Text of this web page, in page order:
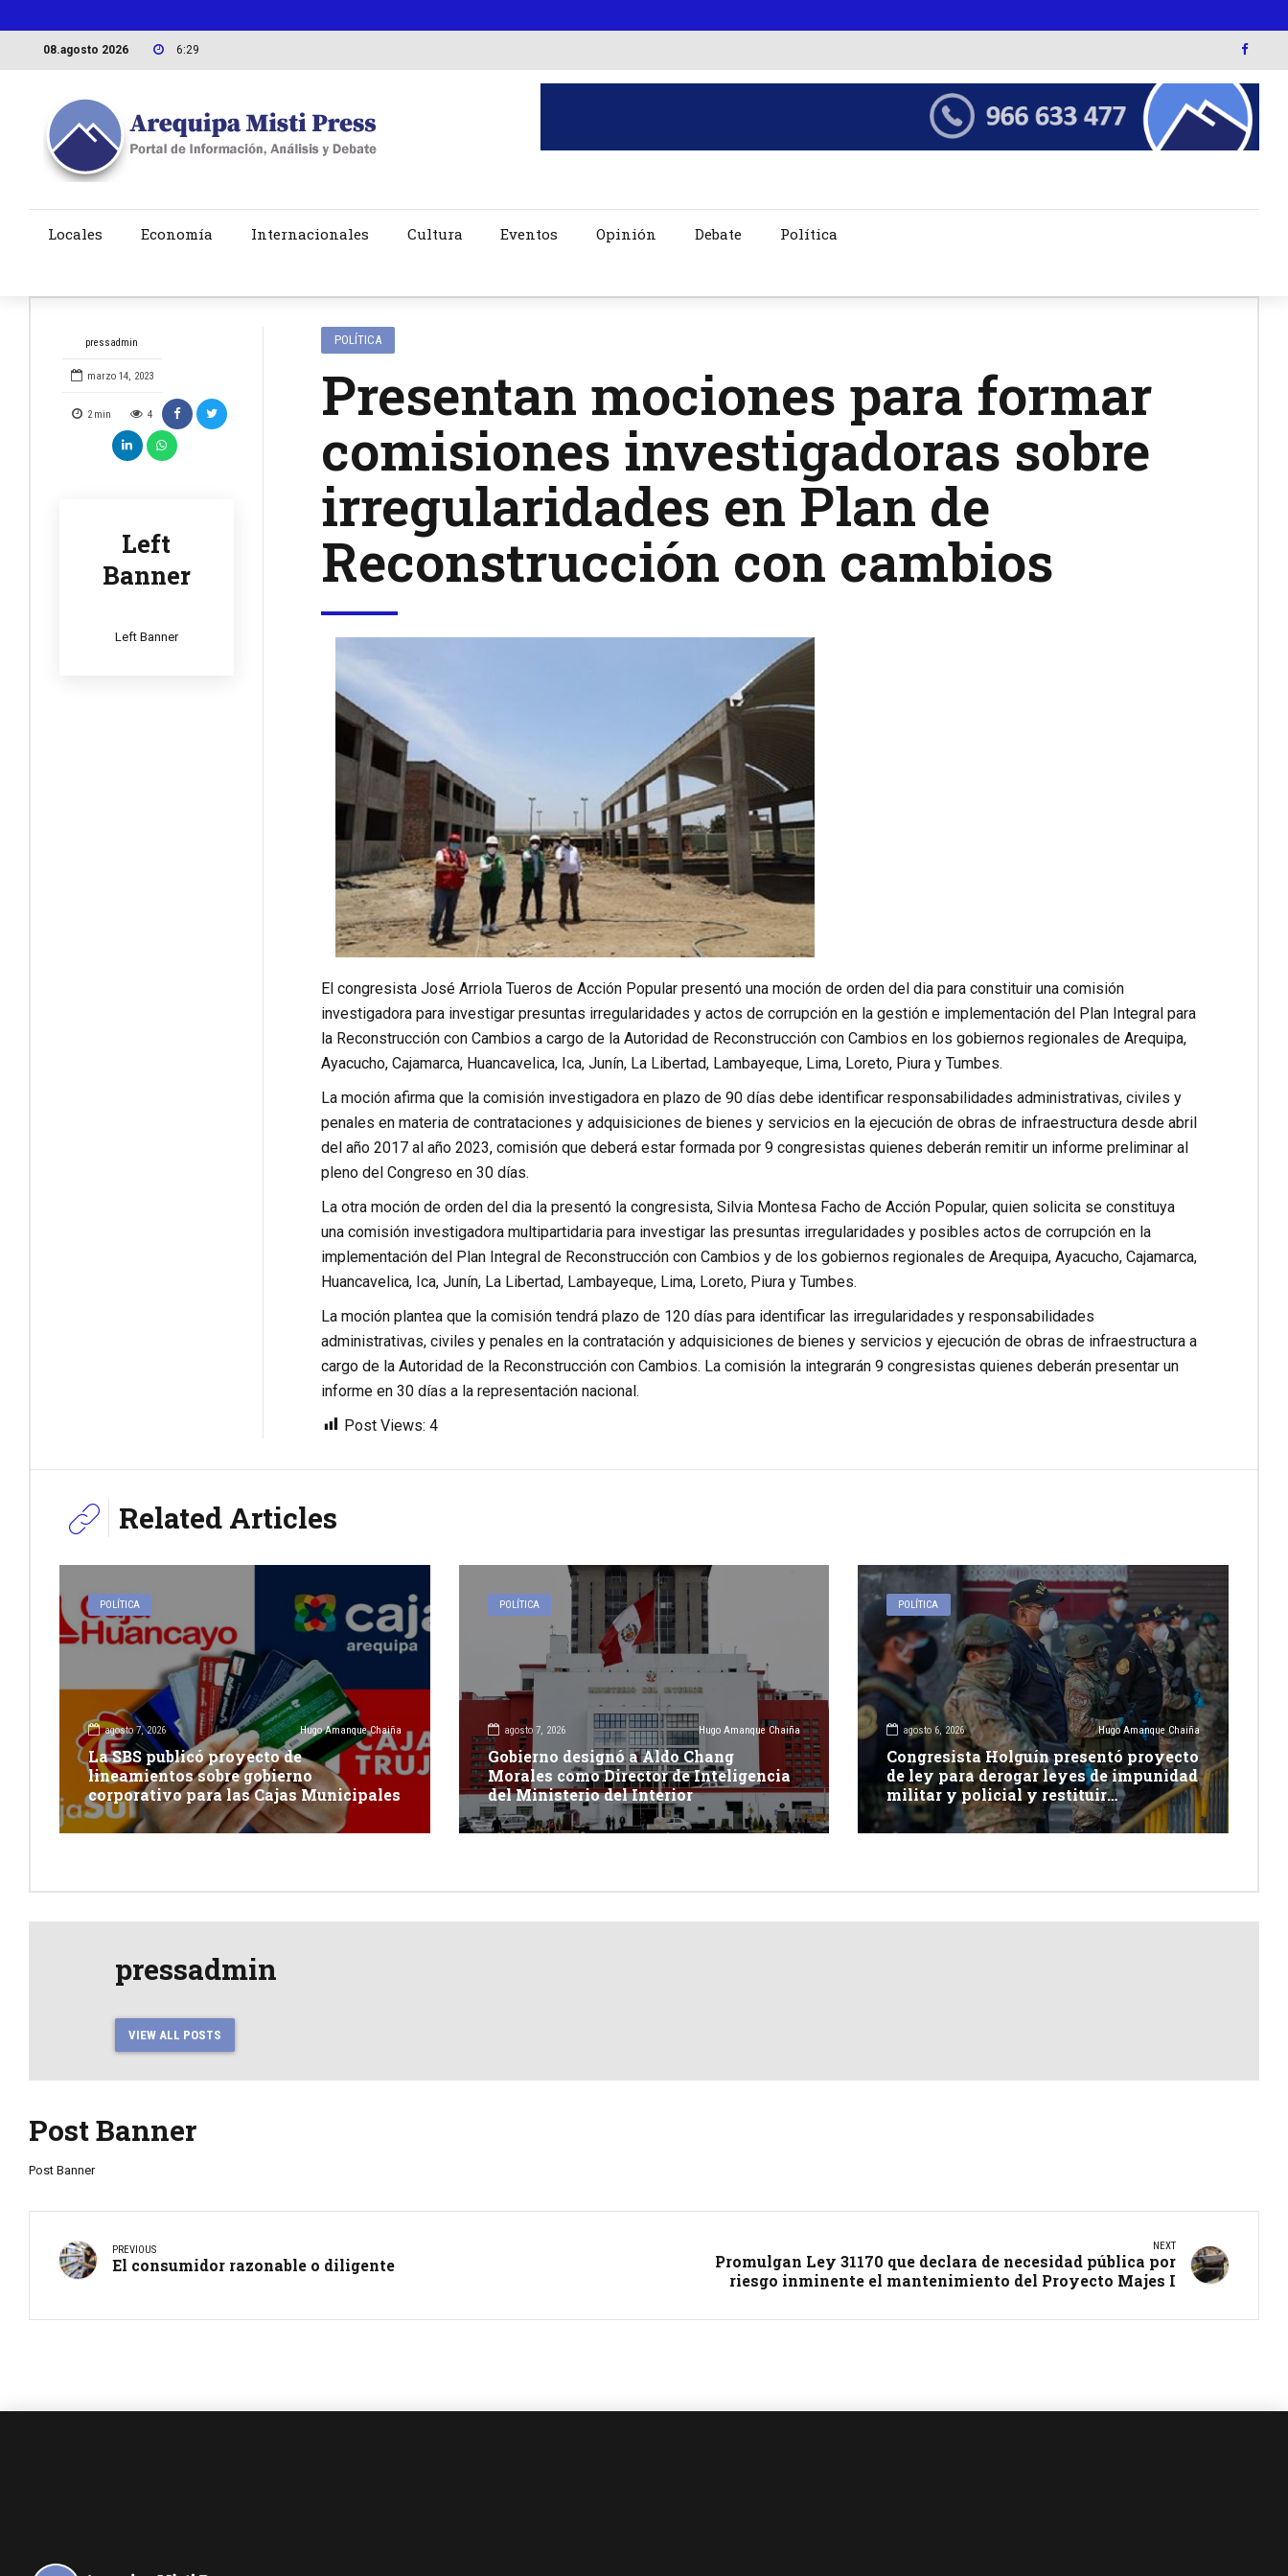
08.agosto 2026 6:29
Locales Economía Internacionales Cultura Eventos Opinión Debate Política
pressadmin
marzo 14, 2023
2 min 4
Left
Banner
Left Banner
POLÍTICA
Presentan mociones para formar
comisiones investigadoras sobre
irregularidades en Plan de
Reconstrucción con cambios
El congresista José Arriola Tueros de Acción Popular presentó una moción de orden del dia para constituir una comisión
investigadora para investigar presuntas irregularidades y actos de corrupción en la gestión e implementación del Plan Integral para
la Reconstrucción con Cambios a cargo de la Autoridad de Reconstrucción con Cambios en los gobiernos regionales de Arequipa,
Ayacucho, Cajamarca, Huancavelica, Ica, Junín, La Libertad, Lambayeque, Lima, Loreto, Piura y Tumbes.
La moción afirma que la comisión investigadora en plazo de 90 días debe identificar responsabilidades administrativas, civiles y
penales en materia de contrataciones y adquisiciones de bienes y servicios en la ejecución de obras de infraestructura desde abril
del año 2017 al año 2023, comisión que deberá estar formada por 9 congresistas quienes deberán remitir un informe preliminar al
pleno del Congreso en 30 días.
La otra moción de orden del dia la presentó la congresista, Silvia Montesa Facho de Acción Popular, quien solicita se constituya
una comisión investigadora multipartidaria para investigar las presuntas irregularidades y posibles actos de corrupción en la
implementación del Plan Integral de Reconstrucción con Cambios y de los gobiernos regionales de Arequipa, Ayacucho, Cajamarca,
Huancavelica, Ica, Junín, La Libertad, Lambayeque, Lima, Loreto, Piura y Tumbes.
La moción plantea que la comisión tendrá plazo de 120 días para identificar las irregularidades y responsabilidades
administrativas, civiles y penales en la contratación y adquisiciones de bienes y servicios y ejecución de obras de infraestructura a
cargo de la Autoridad de la Reconstrucción con Cambios. La comisión la integrarán 9 congresistas quienes deberán presentar un
informe en 30 días a la representación nacional.
Post Views: 4
Related Articles
POLÍTICA
agosto 7, 2026 Hugo Amanque Chaiña
La SBS publicó proyecto de
lineamientos sobre gobierno
corporativo para las Cajas Municipales
POLÍTICA
agosto 7, 2026 Hugo Amanque Chaiña
Gobierno designó a Aldo Chang
Morales como Director de Inteligencia
del Ministerio del Interior
POLÍTICA
agosto 6, 2026 Hugo Amanque Chaiña
Congresista Holguín presentó proyecto
de ley para derogar leyes de impunidad
militar y policial y restituir
competencia de justicia ordinaria
pressadmin
VIEW ALL POSTS
Post Banner
Post Banner
PREVIOUS
El consumidor razonable o diligente
NEXT
Promulgan Ley 31170 que declara de necesidad pública por
riesgo inminente el mantenimiento del Proyecto Majes I